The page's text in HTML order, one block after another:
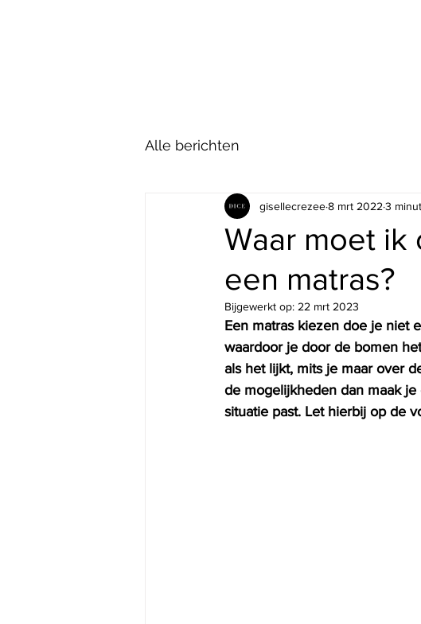
Alle berichten
Waar moet
een matras?
gisellecrezee8 mrt 2022 3
Bijgewerkt op: 22 mrt 2023
Een matras kiezen doe je niet
waardoor je door de bomen
als het lijkt, mits je maar over
de mogelijkheden dan maak
situatie past. Let hierbij op de